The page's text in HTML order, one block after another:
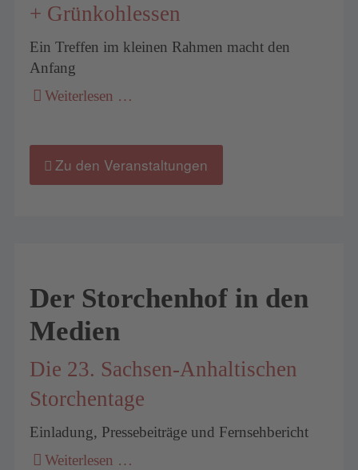
+ Grünkohlessen
Ein Treffen im kleinen Rahmen macht den
Anfang
Weiterlesen …
Zu den Veranstaltungen
Der Storchenhof in den
Medien
Die 23. Sachsen-Anhaltischen
Storchentage
Einladung, Pressebeiträge und Fernsehbericht
Weiterlesen …